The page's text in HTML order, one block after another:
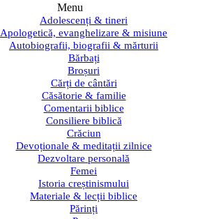
Menu
Adolescenți & tineri
Apologetică, evanghelizare & misiune
Autobiografii, biografii & mărturii
Bărbați
Broșuri
Cărți de cântări
Căsătorie & familie
Comentarii biblice
Consiliere biblică
Crăciun
Devoționale & meditații zilnice
Dezvoltare personală
Femei
Istoria creștinismului
Materiale & lecții biblice
Părinți